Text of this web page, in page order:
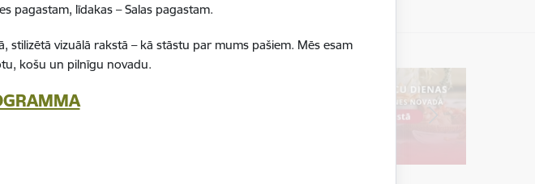
pagastam, līdakas – Salas pagastam.
vizuālā rakstā – kā stāstu par mums pašiem. Mēs esam
košu un pilnīgu novadu.